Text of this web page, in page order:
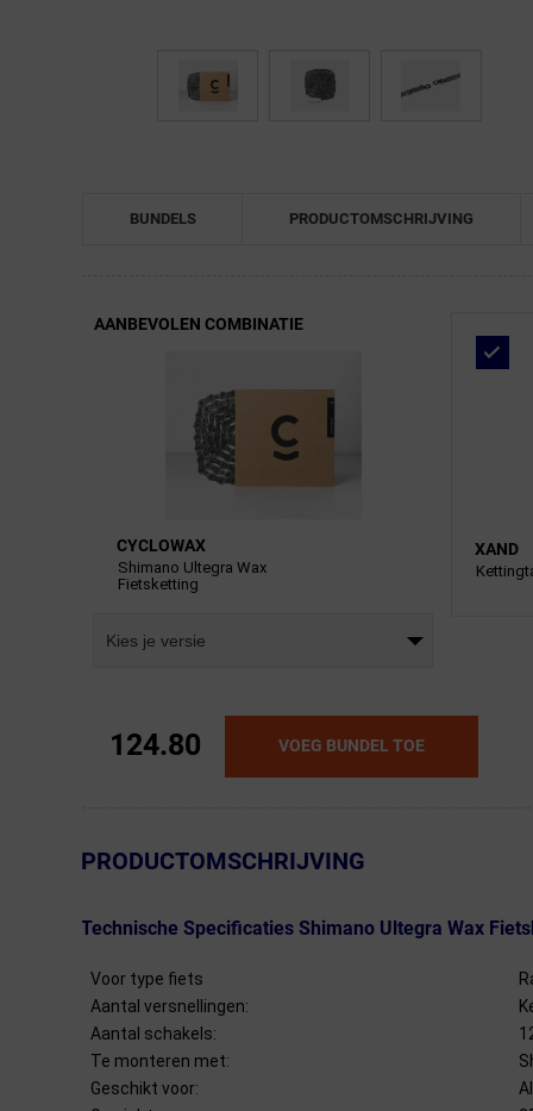
BUNDELS PRODUCTOMSCHRIJVING
← Terug naar productnavigatie
AANBEVOLEN COMBINATIE
CYCLOWAX
Shimano Ultegra Wax
Fietsketting
Kies je versie
XAND
124.80 VOEG BUNDEL TOE
← Terug naar productnavigatie
PRODUCTOMSCHRIJVING
Technische Specificaties Shimano Ultegra Wax
Voor type fiets
Aantal versnellingen:
Aantal schakels:
Te monteren met:
Geschikt voor: